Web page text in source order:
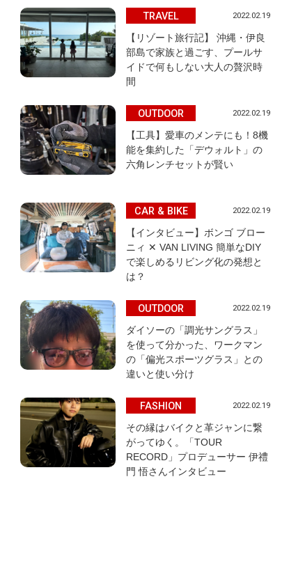
TRAVEL 2022.02.19
【リゾート旅行記】 沖縄・伊良
部島で家族と過ごす、プールサ
イドで何もしない大人の贅沢時
間
OUTDOOR 2022.02.19
【工具】愛車のメンテにも！8機
能を集約した「デウォルト」の
六角レンチセットが賢い
CAR & BIKE 2022.02.19
【インタビュー】ボンゴ ブロー
ニィ ✕ VAN LIVING 簡単なDIY
で楽しめるリビング化の発想と
は？
OUTDOOR 2022.02.19
ダイソーの「調光サングラス」
を使って分かった、ワークマン
の「偏光スポーツグラス」との
違いと使い分け
FASHION 2022.02.19
その縁はバイクと革ジャンに繋
がってゆく。「TOUR
RECORD」プロデューサー 伊禮
門 悟さんインタビュー